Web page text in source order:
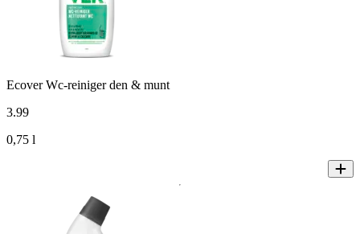
Ecover Wc-reiniger den & munt
3.99
0,75 l